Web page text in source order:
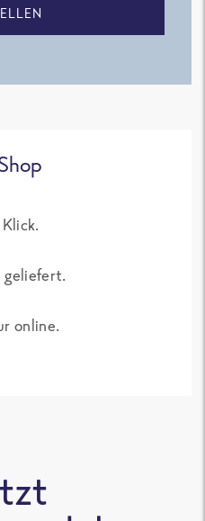
geliefert.
online.